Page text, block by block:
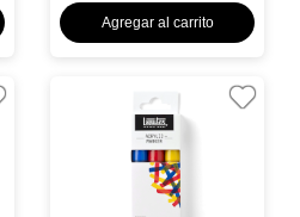
Agregar al carrito